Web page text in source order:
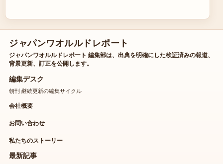
ジャパンワオルルドレポート
ジャパンワオルルドレポート 編集部は、出典を明確にした検証済みの報道、
背景更新、訂正を公開します。
編集デスク
朝刊 継続更新の編集サイクル
会社概要
お問い合わせ
私たちのストーリー
最新記事